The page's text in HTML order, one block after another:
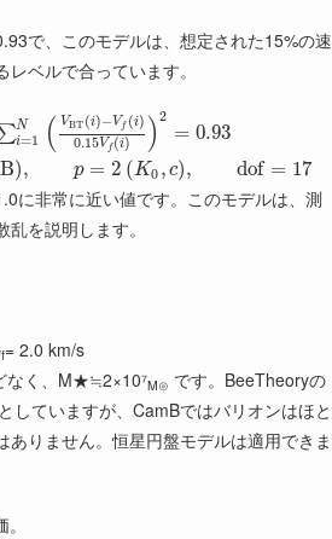
で、このモデルは、想定された15%の速
ベルで合っています。
N
i=1 ( VBT (i)−Vf (i)
0.15Vf (i) ) 2
= 0.93
, p = 2 (K0 , c), dof = 17
に非常に近い値です。このモデルは、測
を説明します。
= 2.0 km/s
なく、M★≒2×10⁷M⊙ です。BeeTheoryの
していますが、CamBではバリオンはほと
ありません。恒星円盤モデルは適用できま